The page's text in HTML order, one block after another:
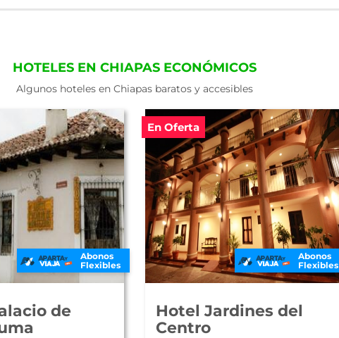
HOTELES EN CHIAPAS ECONÓMICOS
Algunos hoteles en Chiapas baratos y accesibles
Abonos
Flexibles
de
En Oferta
Abonos
Flexibles
Hotel Jardines del
Centro